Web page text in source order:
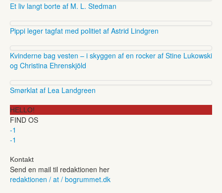
Et liv langt borte af M. L. Stedman
Pippi leger tagfat med politiet af Astrid Lindgren
Kvinderne bag vesten – i skyggen af en rocker af Stine Lukowski
og Christina Ehrenskjöld
Smørklat af Lea Landgreen
HELLO!
FIND OS
-1
-1
Kontakt
Send en mail til redaktionen her
redaktionen / at / bogrummet.dk